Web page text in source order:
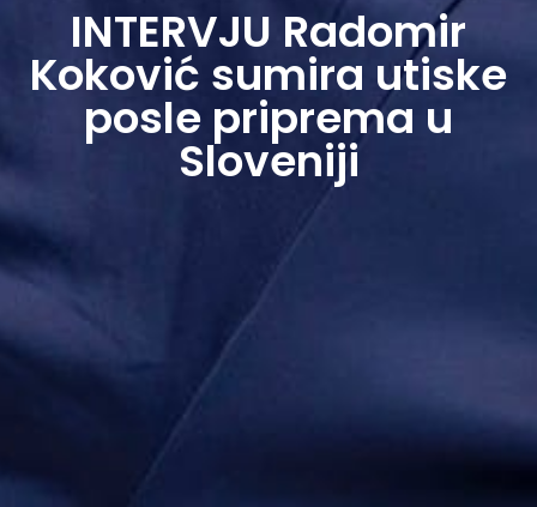
INTERVJU Radomir
Koković sumira utiske
posle priprema u
Sloveniji